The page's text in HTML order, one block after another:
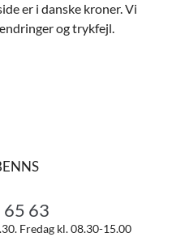
er i danske kroner. Vi
og trykfejl.
65 63
Fredag kl. 08.30-15.00